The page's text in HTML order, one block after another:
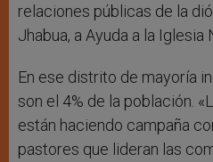
relaciones públicas de la
Jhabua, a Ayuda a la Iglesia
En ese distrito de mayoría
son el 4% de la población.
están haciendo campaña
pastores que lideran las